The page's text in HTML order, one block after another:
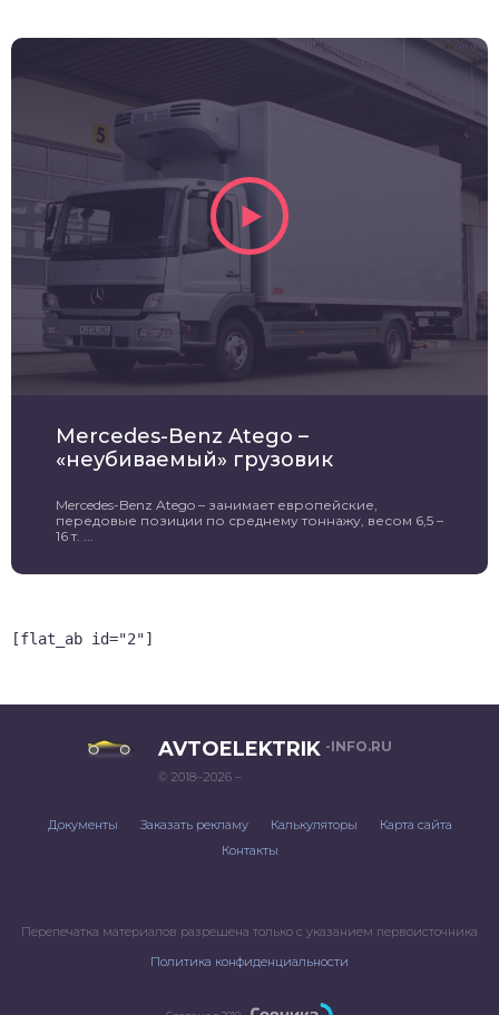
Mercedes-Benz Atego –
«неубиваемый» грузовик
Mercedes-Benz Atego – занимает европейские,
передовые позиции по среднему тоннажу, весом 6,5 –
16 т. ...
[flat_ab id="2"]
AVTOELEKTRIK -INFO.RU
© 2018–2026 –
Документы Заказать рекламу Калькуляторы
Карта сайта
Контакты
Перепечатка материалов разрешена только с указанием первоисточника
Политика конфиденциальности